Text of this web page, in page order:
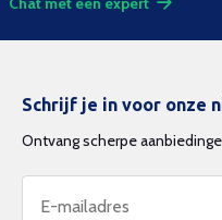
Schrijf je in voor onze
Ontvang scherpe